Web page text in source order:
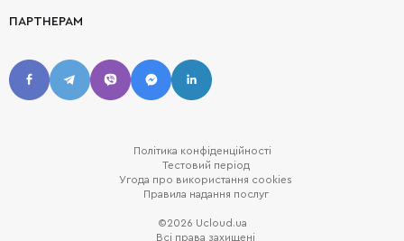
ПАРТНЕРАМ
Політика конфіденційності
Тестовий період
Угода про використання cookies
Правила надання послуг
©2026 Ucloud.ua
Всі права захищені